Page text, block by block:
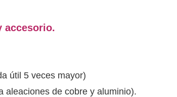
accesorio.
útil 5 veces mayor)
aleaciones de cobre y aluminio).